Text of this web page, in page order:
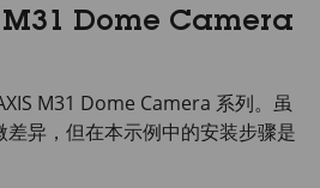
M31 Dome Camera
M31 Dome Camera 系列。虽
异，但在本示例中的安装步骤是